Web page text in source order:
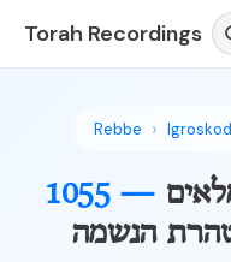
Torah Recordings
Rebbe
1055 —
הנשמה